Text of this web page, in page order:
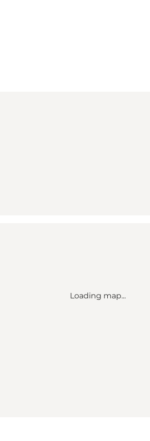
Loading map...